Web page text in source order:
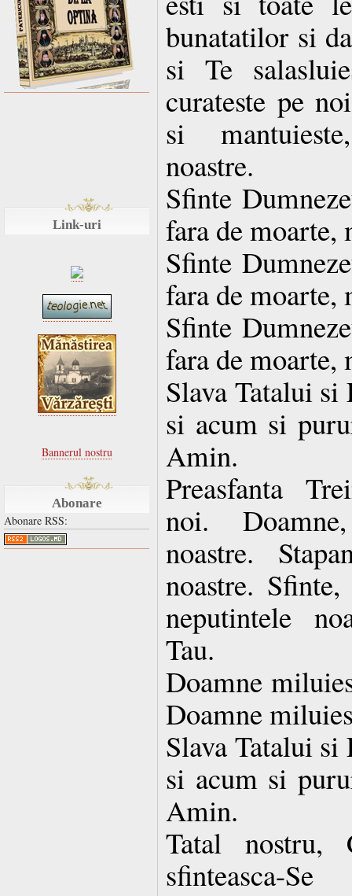
Link-uri
Bannerul nostru
Abonare
Abonare RSS:
bunatatilor si
si Te
curateste pe
si
noastre.
Sfinte
fara de moarte,
Sfinte
fara de moarte,
Sfinte
fara de moarte,
Slava Tatalui
si acum si
Amin.
Preasfanta
noi.
noastre.
noastre.
neputintele
Tau.
Doamne
Doamne
Slava Tatalui
si acum si
Amin.
Tatal
sfinteasca-